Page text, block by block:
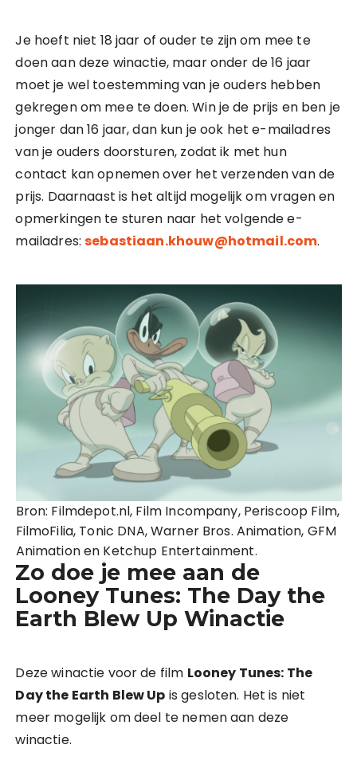
Je hoeft niet 18 jaar of ouder te zijn om mee te
doen aan deze winactie, maar onder de 16 jaar
moet je wel toestemming van je ouders hebben
gekregen om mee te doen. Win je de prijs en ben je
jonger dan 16 jaar, dan kun je ook het e-mailadres
van je ouders doorsturen, zodat ik met hun
contact kan opnemen over het verzenden van de
prijs. Daarnaast is het altijd mogelijk om vragen en
opmerkingen te sturen naar het volgende e-
mailadres:sebastiaan.khouw@hotmail.com.
Bron: Filmdepot.nl, Film Incompany, Periscoop Film,
FilmoFilia, Tonic DNA, Warner Bros. Animation, GFM
Animation en Ketchup Entertainment.
Zo doe je mee aan de
Looney Tunes: The Day the
Earth Blew Up Winactie
Deze winactie voor de film Looney Tunes: The
Day the Earth Blew Up is gesloten. Het is niet
meer mogelijk om deel te nemen aan deze
winactie.